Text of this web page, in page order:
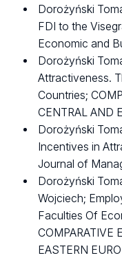
Dorożyński
FDI to the
Economic and
Dorożyński
Attractiveness.
Countries;
CENTRAL AND
Dorożyński
Incentives in
Journal of
Dorożyński
Wojciech;
Faculties Of
COMPARATIVE
EASTERN